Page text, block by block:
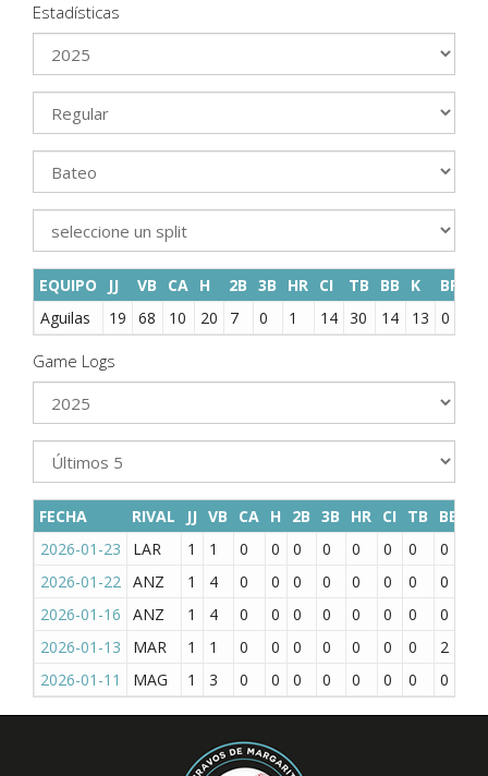
Estadísticas
EQUIPO JJ VB CA H 2B 3B HR CI TB BB K BR
Aguilas
19 68 10 20 7 0 1 14 30 14 13 0
Game Logs
FECHA RIVAL JJ VB CA H 2B 3B HR CI TB BB
2026-01-23
LAR 1 1 0 0 0 0 0 0 0 0
2026-01-22 ANZ 1 4 0 0 0 0 0 0 0 0
2026-01-16
ANZ 1 4 0 0 0 0 0 0 0 0
2026-01-13
MAR 1 1 0 0 0 0 0 0 0 2
2026-01-11
MAG 1 3 0 0 0 0 0 0 0 0